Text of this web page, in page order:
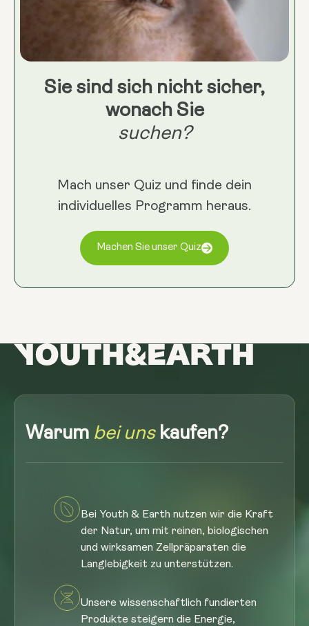
Sie sind sich nicht sicher,
wonach Sie
suchen?
Mach unser Quiz und finde dein
individuelles Programm heraus.
Machen Sie unser Quiz
Warum bei unskaufen?
Bei Youth & Earth nutzen wir die Kraft
der Natur, um mit reinen, biologischen
und wirksamen Zellpräparaten die
Langlebigkeit zu unterstützen.
Unsere wissenschaftlich fundierten
Produkte steigern die Energie,